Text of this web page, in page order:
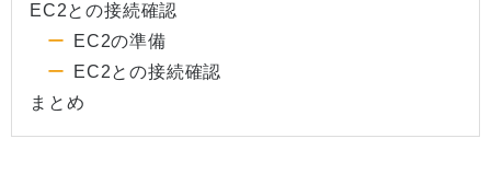
EC2との接続確認
EC2の準備
EC2との接続確認
まとめ